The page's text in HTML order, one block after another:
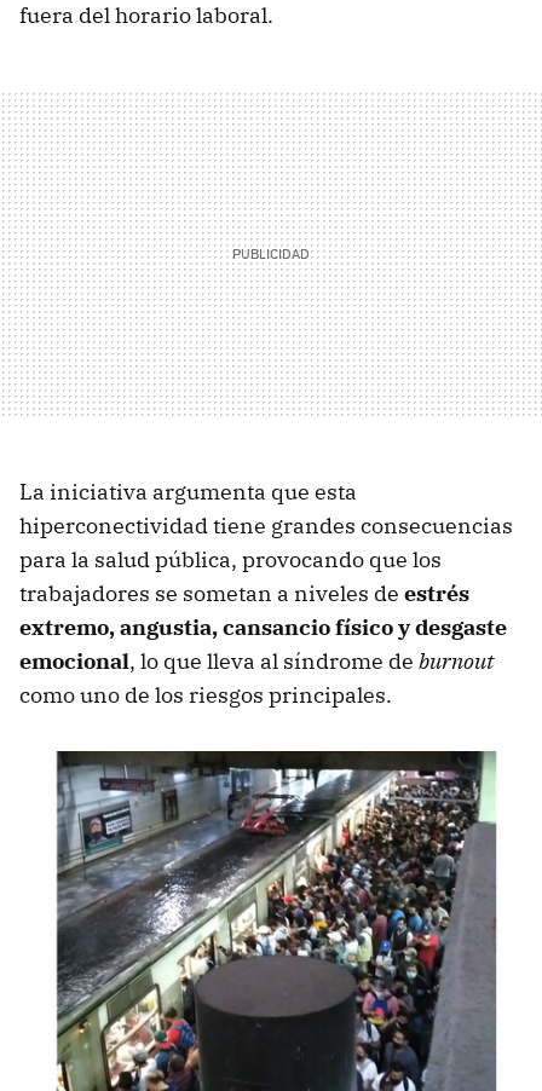
fuera del horario laboral.
La iniciativa argumenta que esta
hiperconectividad tiene grandes consecuencias
para la salud pública, provocando que los
trabajadores se sometan a niveles de estrés
extremo, angustia, cansancio físico y desgaste
emocional, lo que lleva al síndrome de burnout
como uno de los riesgos principales.